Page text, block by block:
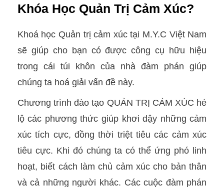
Khóa Học Quản Trị Cảm Xúc?
Khoá học Quản trị cảm xúctại M.Y.C Việt Nam
sẽ giúp cho bạn có được công cụ hữu hiệu
trong cái túi khôn của nhà đàm phán giúp
chúng ta hoá giải vấn đề này.
Chương trình đào tạo QUẢN TRỊ CẢM XÚC hé
lộ các phương thức giúp khơi dậy những cảm
xúc tích cực, đồng thời triệt tiêu các cảm xúc
tiêu cực. Khi đó chúng ta có thể ứng phó linh
hoạt, biết cách làm chủ cảm xúc cho bản thân
và cả những người khác. Các cuộc đàm phán